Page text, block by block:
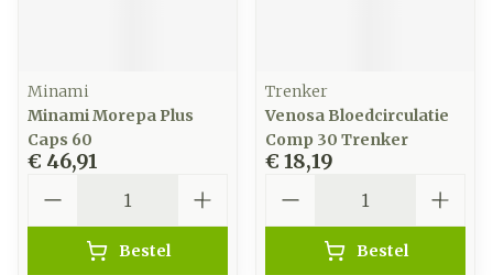
Minami
Minami Morepa Plus
Caps 60
€ 46,91
Bestel
Trenker
Venosa Bloedcirculatie
Comp 30 Trenker
€ 18,19
Bestel